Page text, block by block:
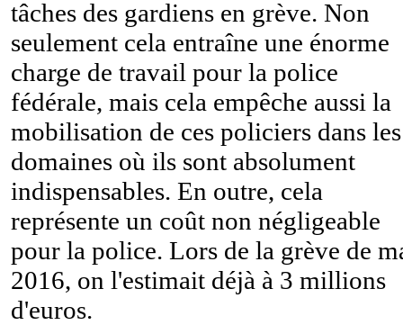
tâches des gardiens en grève. Non
seulement cela entraîne une énorme
charge de travail pour la police
fédérale, mais cela empêche aussi la
mobilisation de ces policiers dans les
domaines où ils sont absolument
indispensables. En outre, cela
représente un coût non négligeable
pour la police. Lors de la grève de
2016, on l'estimait déjà à 3 millions
d'euros.